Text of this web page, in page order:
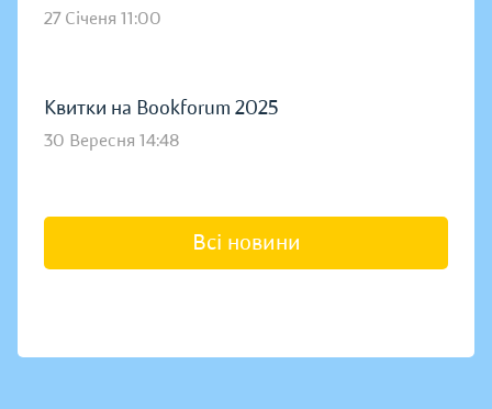
27 Січеня 11:00
Квитки на Bookforum 2025
30 Вересня 14:48
Всі новини